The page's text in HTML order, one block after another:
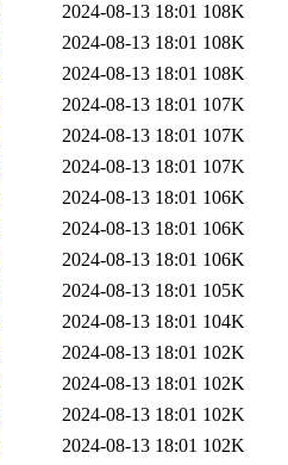
2024-08-13 18:01 108K
2024-08-13 18:01 108K
2024-08-13 18:01 108K
2024-08-13 18:01 107K
2024-08-13 18:01 107K
2024-08-13 18:01 107K
2024-08-13 18:01 106K
2024-08-13 18:01 106K
2024-08-13 18:01 106K
2024-08-13 18:01 105K
2024-08-13 18:01 104K
2024-08-13 18:01 102K
2024-08-13 18:01 102K
2024-08-13 18:01 102K
2024-08-13 18:01 102K